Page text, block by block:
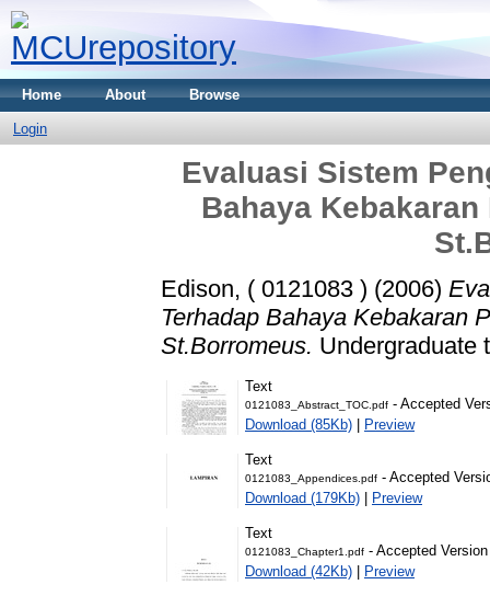
Home About Browse
Login
Evaluasi Sistem
Bahaya
Edison, ( 0121083 ) (2006)
Terhadap Bahaya Kebakaran
St.Borromeus. Undergraduate
Text
0121083_Abstract_TOC.pdf - Accepted
Download (85Kb) | Preview
Text
0121083_Appendices.pdf - Accepted
Download (179Kb) | Preview
Text
0121083_Chapter1.pdf - Accepted Version
Download (42Kb) | Preview